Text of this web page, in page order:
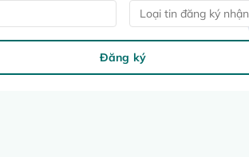
Loại tin đăng ký nhận
Đăng ký